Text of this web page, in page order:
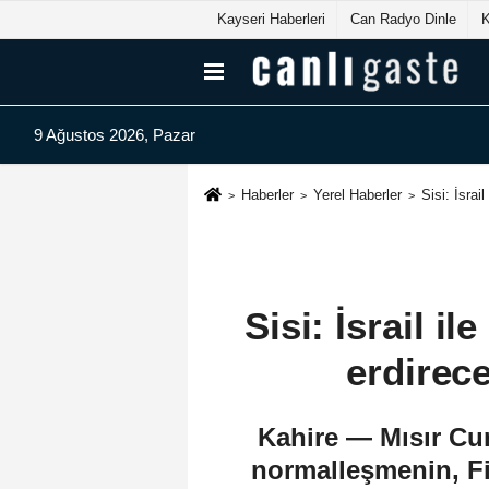
Kayseri Haberleri Can Radyo Dinle
9 Ağustos 2026, Pazar
Haberler Yerel Haberler Sisi: İsrail
Sisi: İsrail ile
Kahire — Mısır
normalleşmenin,